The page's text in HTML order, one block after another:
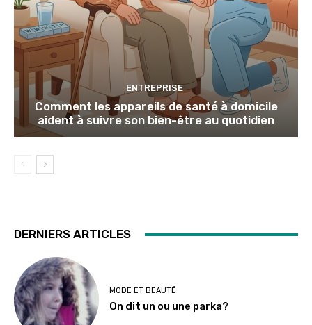
ENTREPRISE
Comment les appareils de santé à domicile
aident à suivre son bien-être au quotidien
DERNIERS ARTICLES
MODE ET BEAUTÉ
On dit un ou une parka?